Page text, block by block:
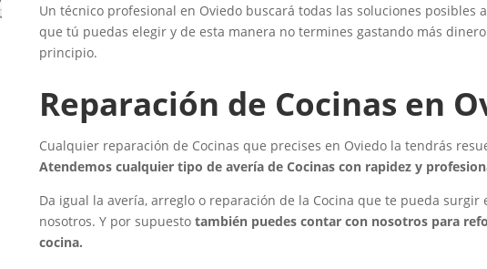
Un técnico profesional en Oviedo buscará todas las soluciones posibles
que tú puedas elegir y de esta manera no termines gastando más
principio.
Reparación de Cocinas en
Cualquier reparación de Cocinas que precises en Oviedo la tendrás
Atendemos cualquier tipo de avería de Cocinas con rapidez y
Da igual la avería, arreglo o reparación de la Cocina que te pueda
nosotros. Y por supuesto también puedes contar con nosotros para
cocina.